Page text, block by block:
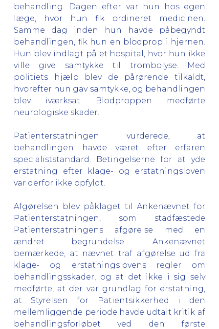
behandling. Dagen efter var hun hos egen
læge, hvor hun fik ordineret medicinen.
Samme dag inden hun havde påbegyndt
behandlingen, fik hun en blodprop i hjernen.
Hun blev indlagt på et hospital, hvor hun ikke
ville give samtykke til trombolyse. Med
politiets hjælp blev de pårørende tilkaldt,
hvorefter hun gav samtykke, og behandlingen
blev iværksat. Blodproppen medførte
neurologiske skader.
Patienterstatningen vurderede, at
behandlingen havde været efter erfaren
specialiststandard. Betingelserne for at yde
erstatning efter klage- og erstatningsloven
var derfor ikke opfyldt.
Afgørelsen blev påklaget til Ankenævnet for
Patienterstatningen, som stadfæstede
Patienterstatningens afgørelse med en
ændret begrundelse. Ankenævnet
bemærkede, at nævnet traf afgørelse ud fra
klage- og erstatningslovens regler om
behandlingsskader, og at det ikke i sig selv
medførte, at der var grundlag for erstatning,
at Styrelsen for Patientsikkerhed i den
mellemliggende periode havde udtalt kritik af
behandlingsforløbet ved den første